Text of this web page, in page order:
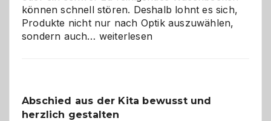
können schnell stören. Deshalb lohnt es sich,
Produkte nicht nur nach Optik auszuwählen,
sondern auch… Bad
verstehen
weiterlesen
Abschied aus der Kita bewusst und
herzlich gestalten